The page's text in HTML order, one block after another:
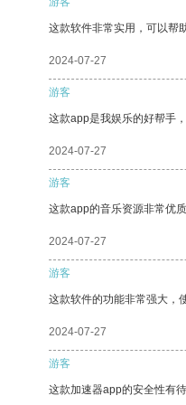
这款软件非常实用，可以帮
2024-07-27
游客
这款app是我娱乐的好帮手
2024-07-27
游客
这款app的音乐资源非常优
2024-07-27
游客
这款软件的功能非常强大，
2024-07-27
游客
这款加速器app的安全性有